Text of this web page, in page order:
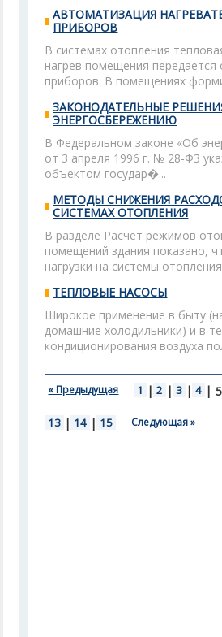
АВТОМАТИЗАЦИЯ
ПРИБОРОВ
В системах отопления
нагрев помещения
приборов. В помещениях
ЗАКОНОДАТЕЛЬНЫЕ
ЭНЕРГОСБЕРЕЖЕНИЮ
В Федеральном законе «Об
от 3 апреля 1996 г. № 28-ФЗ
объектом государ�...
МЕТОДЫ СНИЖЕНИЯ
СИСТЕМАХ ОТОПЛЕНИЯ
В разделе Расчет режимов
помещений здания показано,
нагрузки на системы
ТЕПЛОВЫЕ НАСОСЫ
Широкое применение в быту
домашние холодильники) и в
кондиционирования воздуха
« Предыдущая 1 | 2 | 3 | 4 | 5
13 | 14 | 15 Следующая »